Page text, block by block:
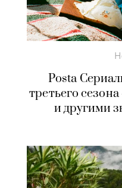
Posta
третьего
и другими